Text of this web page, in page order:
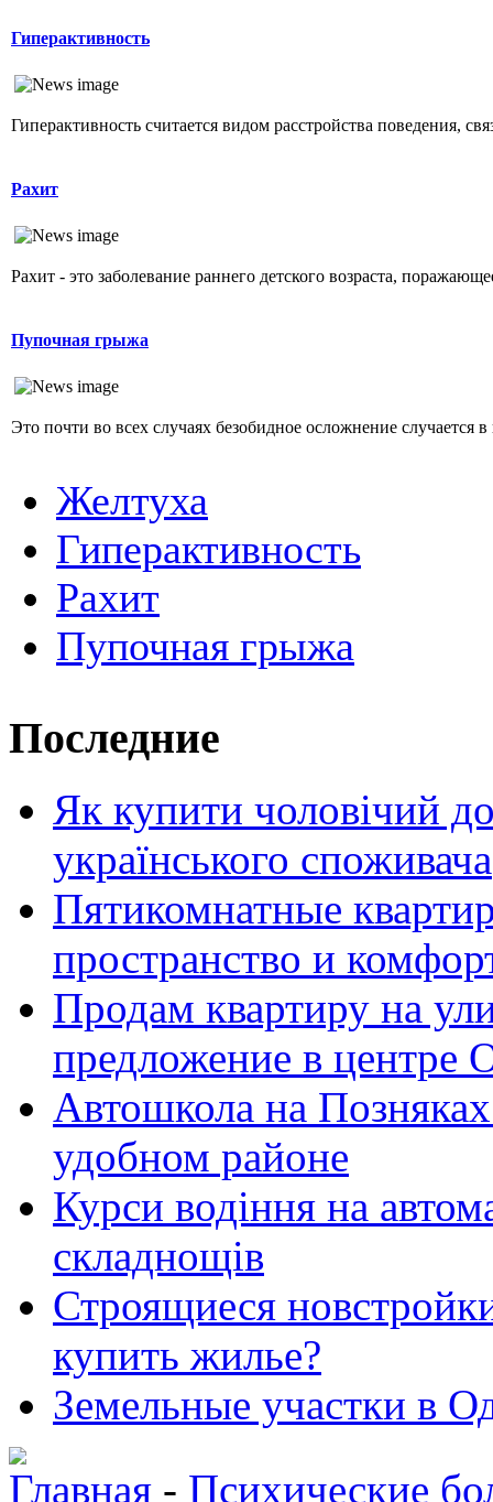
Гиперактивность
Гиперактивность считается видом расстройства поведения,
Рахит
Рахит - это заболевание раннего детского возраста,
Пупочная грыжа
Это почти во всех случаях безобидное осложнение случается
Желтуха
Гиперактивность
Рахит
Пупочная грыжа
Последние
Як купити чоловічий
українського споживача
Пятикомнатные
пространство и
Продам квартиру на
предложение в центре
Автошкола на
удобном районе
Курси водіння на
складнощів
Строящиеся
купить жилье?
Земельные участки в
Главная - Психические